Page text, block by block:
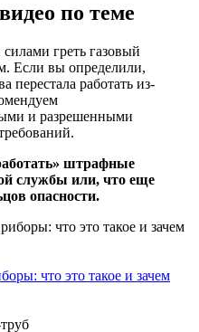
по теме
греть газовый
Если вы определили,
перестала работать из-
и разрешенными
штрафные
службы или, что еще
опасности.
что это такое и зачем